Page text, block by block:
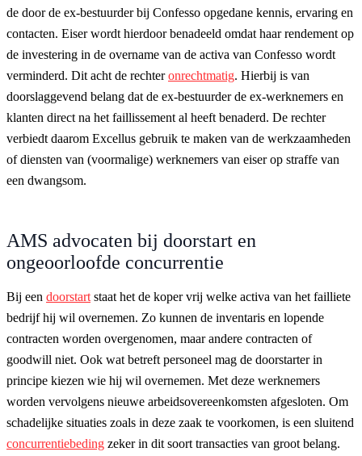
de door de ex-bestuurder bij Confesso opgedane kennis, ervaring en
contacten. Eiser wordt hierdoor benadeeld omdat haar rendement op
de investering in de overname van de activa van Confesso wordt
verminderd. Dit acht de rechteronrechtmatig. Hierbij is van
doorslaggevend belang dat de ex-bestuurder de ex-werknemers en
klanten direct na het faillissement al heeft benaderd. De rechter
verbiedt daarom Excellus gebruik te maken van de werkzaamheden
of diensten van (voormalige) werknemers van eiser op straffe van
een dwangsom.
AMS advocaten bij doorstart en
ongeoorloofde concurrentie
Bij een doorstart staat het de koper vrij welke activa van het failliete
bedrijf hij wil overnemen. Zo kunnen de inventaris en lopende
contracten worden overgenomen, maar andere contracten of
goodwill niet. Ook wat betreft personeel mag de doorstarter in
principe kiezen wie hij wil overnemen. Met deze werknemers
worden vervolgens nieuwe arbeidsovereenkomsten afgesloten. Om
schadelijke situaties zoals in deze zaak te voorkomen, is een sluitend
concurrentiebeding zeker in dit soort transacties van groot belang.